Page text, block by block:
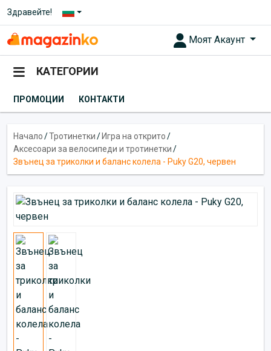
Здравейте!
Моят Акаунт
КАТЕГОРИИ
ПРОМОЦИИ КОНТАКТИ
Начало/Тротинетки/ Игра на открито/
Аксесоари за велосипеди и тротинетки/
Звънец за триколки и баланс колела - Puky G20, червен